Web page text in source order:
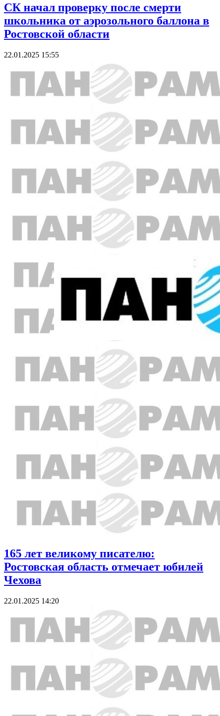
СК начал проверку после смерти
школьника от аэрозольного баллона в
Ростовской области
22.01.2025 15:55
165 лет великому писателю:
Ростовская область отмечает юбилей
Чехова
22.01.2025 14:20